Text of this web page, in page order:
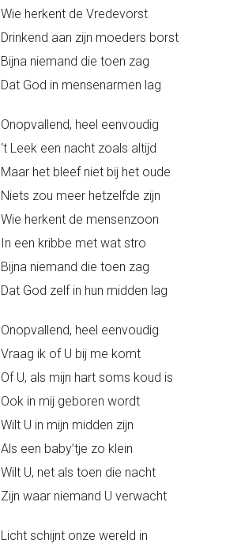
Wie herkent de Vredevorst
Drinkend aan zijn moeders borst
Bijna niemand die toen zag
Dat God in mensenarmen lag
Onopvallend, heel eenvoudig
‘t Leek een nacht zoals altijd
Maar het bleef niet bij het oude
Niets zou meer hetzelfde zijn
Wie herkent de mensenzoon
In een kribbe met wat stro
Bijna niemand die toen zag
Dat God zelf in hun midden lag
Onopvallend, heel eenvoudig
Vraag ik of U bij me komt
Of U, als mijn hart soms koud is
Ook in mij geboren wordt
Wilt U in mijn midden zijn
Als een baby’tje zo klein
Wilt U, net als toen die nacht
Zijn waar niemand U verwacht
Licht schijnt onze wereld in